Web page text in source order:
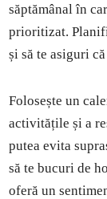
săptămânal în
prioritizat.
și să te asiguri
Folosește un
activitățile și a
putea evita
să te bucuri de
oferă un